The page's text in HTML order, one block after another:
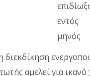
εντός
μηνός
διεκδίκηση
αμελεί για